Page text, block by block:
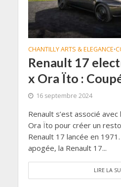
CHANTILLY ARTS & ELEGANCE•
Renault 17
x Ora Ïto :
16 septembre 2024
Renault s’est associé
Ora Ïto pour créer un
Renault 17 lancée en
apogée, la Renault 17...
LIRE LA